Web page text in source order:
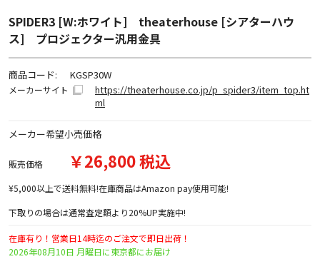
SPIDER3 [W:ホワイト] theaterhouse [シアターハウ
ス] プロジェクター汎用金具
商品コード: KGSP30W
メーカーサイト
https://theaterhouse.co.jp/p_spider3/item_top.ht
ml
メーカー希望小売価格
販売価格 ￥26,800 税込
¥5,000以上で送料無料!在庫商品はAmazon pay使用可能!
下取りの場合は通常査定額より20%UP実施中!
在庫有り！営業日14時迄のご注文で即日出荷！
2026年08月10日 月曜日に東京都にお届け